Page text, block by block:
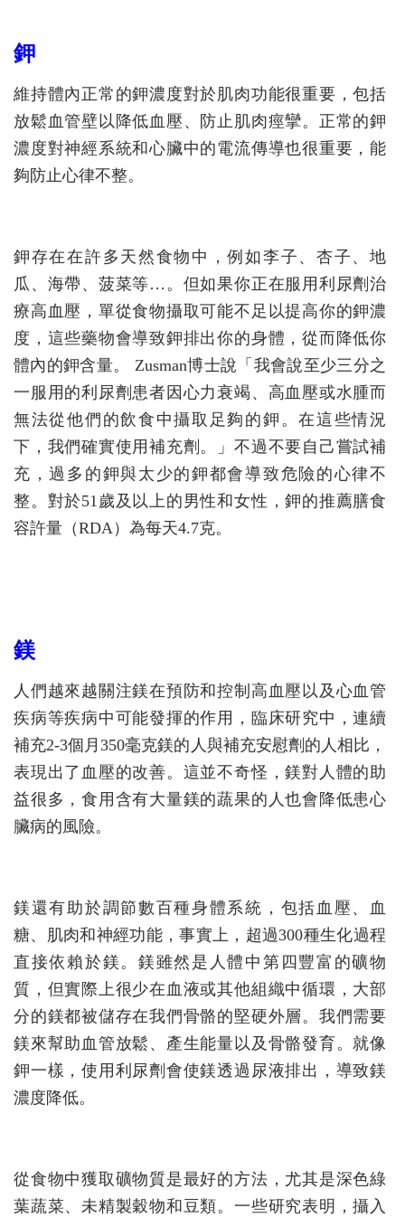
鉀
維持體內正常的鉀濃度對於肌肉功能很重要，包括
放鬆血管壁以降低血壓、防止肌肉痙攣。正常的鉀
濃度對神經系統和心臟中的電流傳導也很重要，能
夠防止心律不整。
鉀存在在許多天然食物中，例如李子、杏子、地
瓜、海帶、菠菜等…。但如果你正在服用利尿劑治
療高血壓，單從食物攝取可能不足以提高你的鉀濃
度，這些藥物會導致鉀排出你的身體，從而降低你
體內的鉀含量。 Zusman博士說「我會說至少三分之
一服用的利尿劑患者因心力衰竭、高血壓或水腫而
無法從他們的飲食中攝取足夠的鉀。在這些情況
下，我們確實使用補充劑。」不過不要自己嘗試補
充，過多的鉀與太少的鉀都會導致危險的心律不
整。對於51歲及以上的男性和女性，鉀的推薦膳食
容許量（RDA）為每天4.7克。
鎂
人們越來越關注鎂在預防和控制高血壓以及心血管
疾病等疾病中可能發揮的作用，臨床研究中，連續
補充2-3個月350毫克鎂的人與補充安慰劑的人相比，
表現出了血壓的改善。這並不奇怪，鎂對人體的助
益很多，食用含有大量鎂的蔬果的人也會降低患心
臟病的風險。
鎂還有助於調節數百種身體系統，包括血壓、血
糖、肌肉和神經功能，事實上，超過300種生化過程
直接依賴於鎂。鎂雖然是人體中第四豐富的礦物
質，但實際上很少在血液或其他組織中循環，大部
分的鎂都被儲存在我們骨骼的堅硬外層。我們需要
鎂來幫助血管放鬆、產生能量以及骨骼發育。就像
鉀一樣，使用利尿劑會使鎂透過尿液排出，導致鎂
濃度降低。
從食物中獲取礦物質是最好的方法，尤其是深色綠
葉蔬菜、未精製穀物和豆類。一些研究表明，攝入